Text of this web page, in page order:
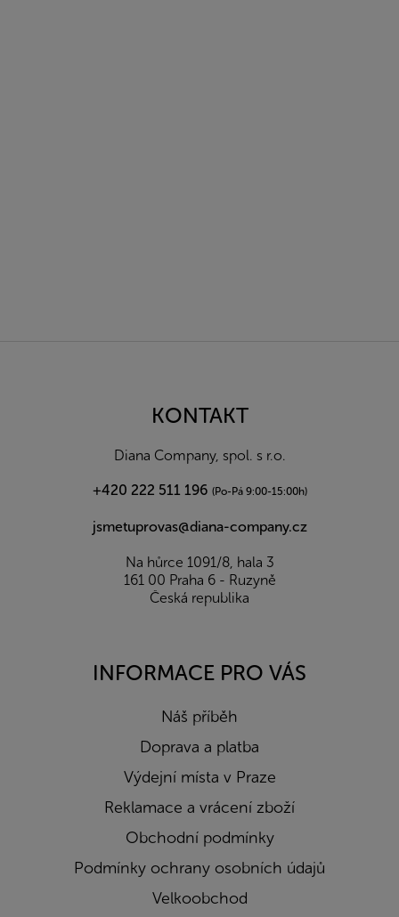
KONTAKT
Diana Company, spol. s r.o.
+420 222 511 196 (Po-Pá 9:00-15:00h)
jsmetuprovas@diana-company.cz
Na hůrce 1091/8, hala 3
161 00 Praha 6 - Ruzyně
Česká republika
INFORMACE PRO VÁS
Náš příběh
Doprava a platba
Výdejní místa v Praze
Reklamace a vrácení zboží
Obchodní podmínky
Podmínky ochrany osobních údajů
Velkoobchod